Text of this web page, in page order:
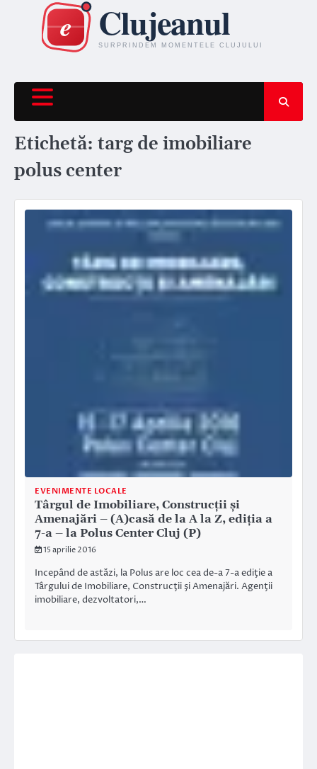
content
Etichetă: targ de imobiliare
polus center
EVENIMENTE LOCALE
Târgul de Imobiliare, Construcţii şi
Amenajări – (A)casă de la A la Z, ediţia a
7-a – la Polus Center Cluj (P)
15 aprilie 2016
Incepând de astăzi, la Polus are loc cea de-a 7-a ediţie a
Târgului de Imobiliare, Construcţii şi Amenajări. Agenţii
imobiliare, dezvoltatori,…